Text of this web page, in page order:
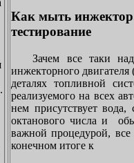
Как мыть
тестирование
Зачем все таки
инжекторного
деталях топливной
реализуемого на всех
нем присутствует
октанового числа и
важной процедурой, все
конечном итоге к